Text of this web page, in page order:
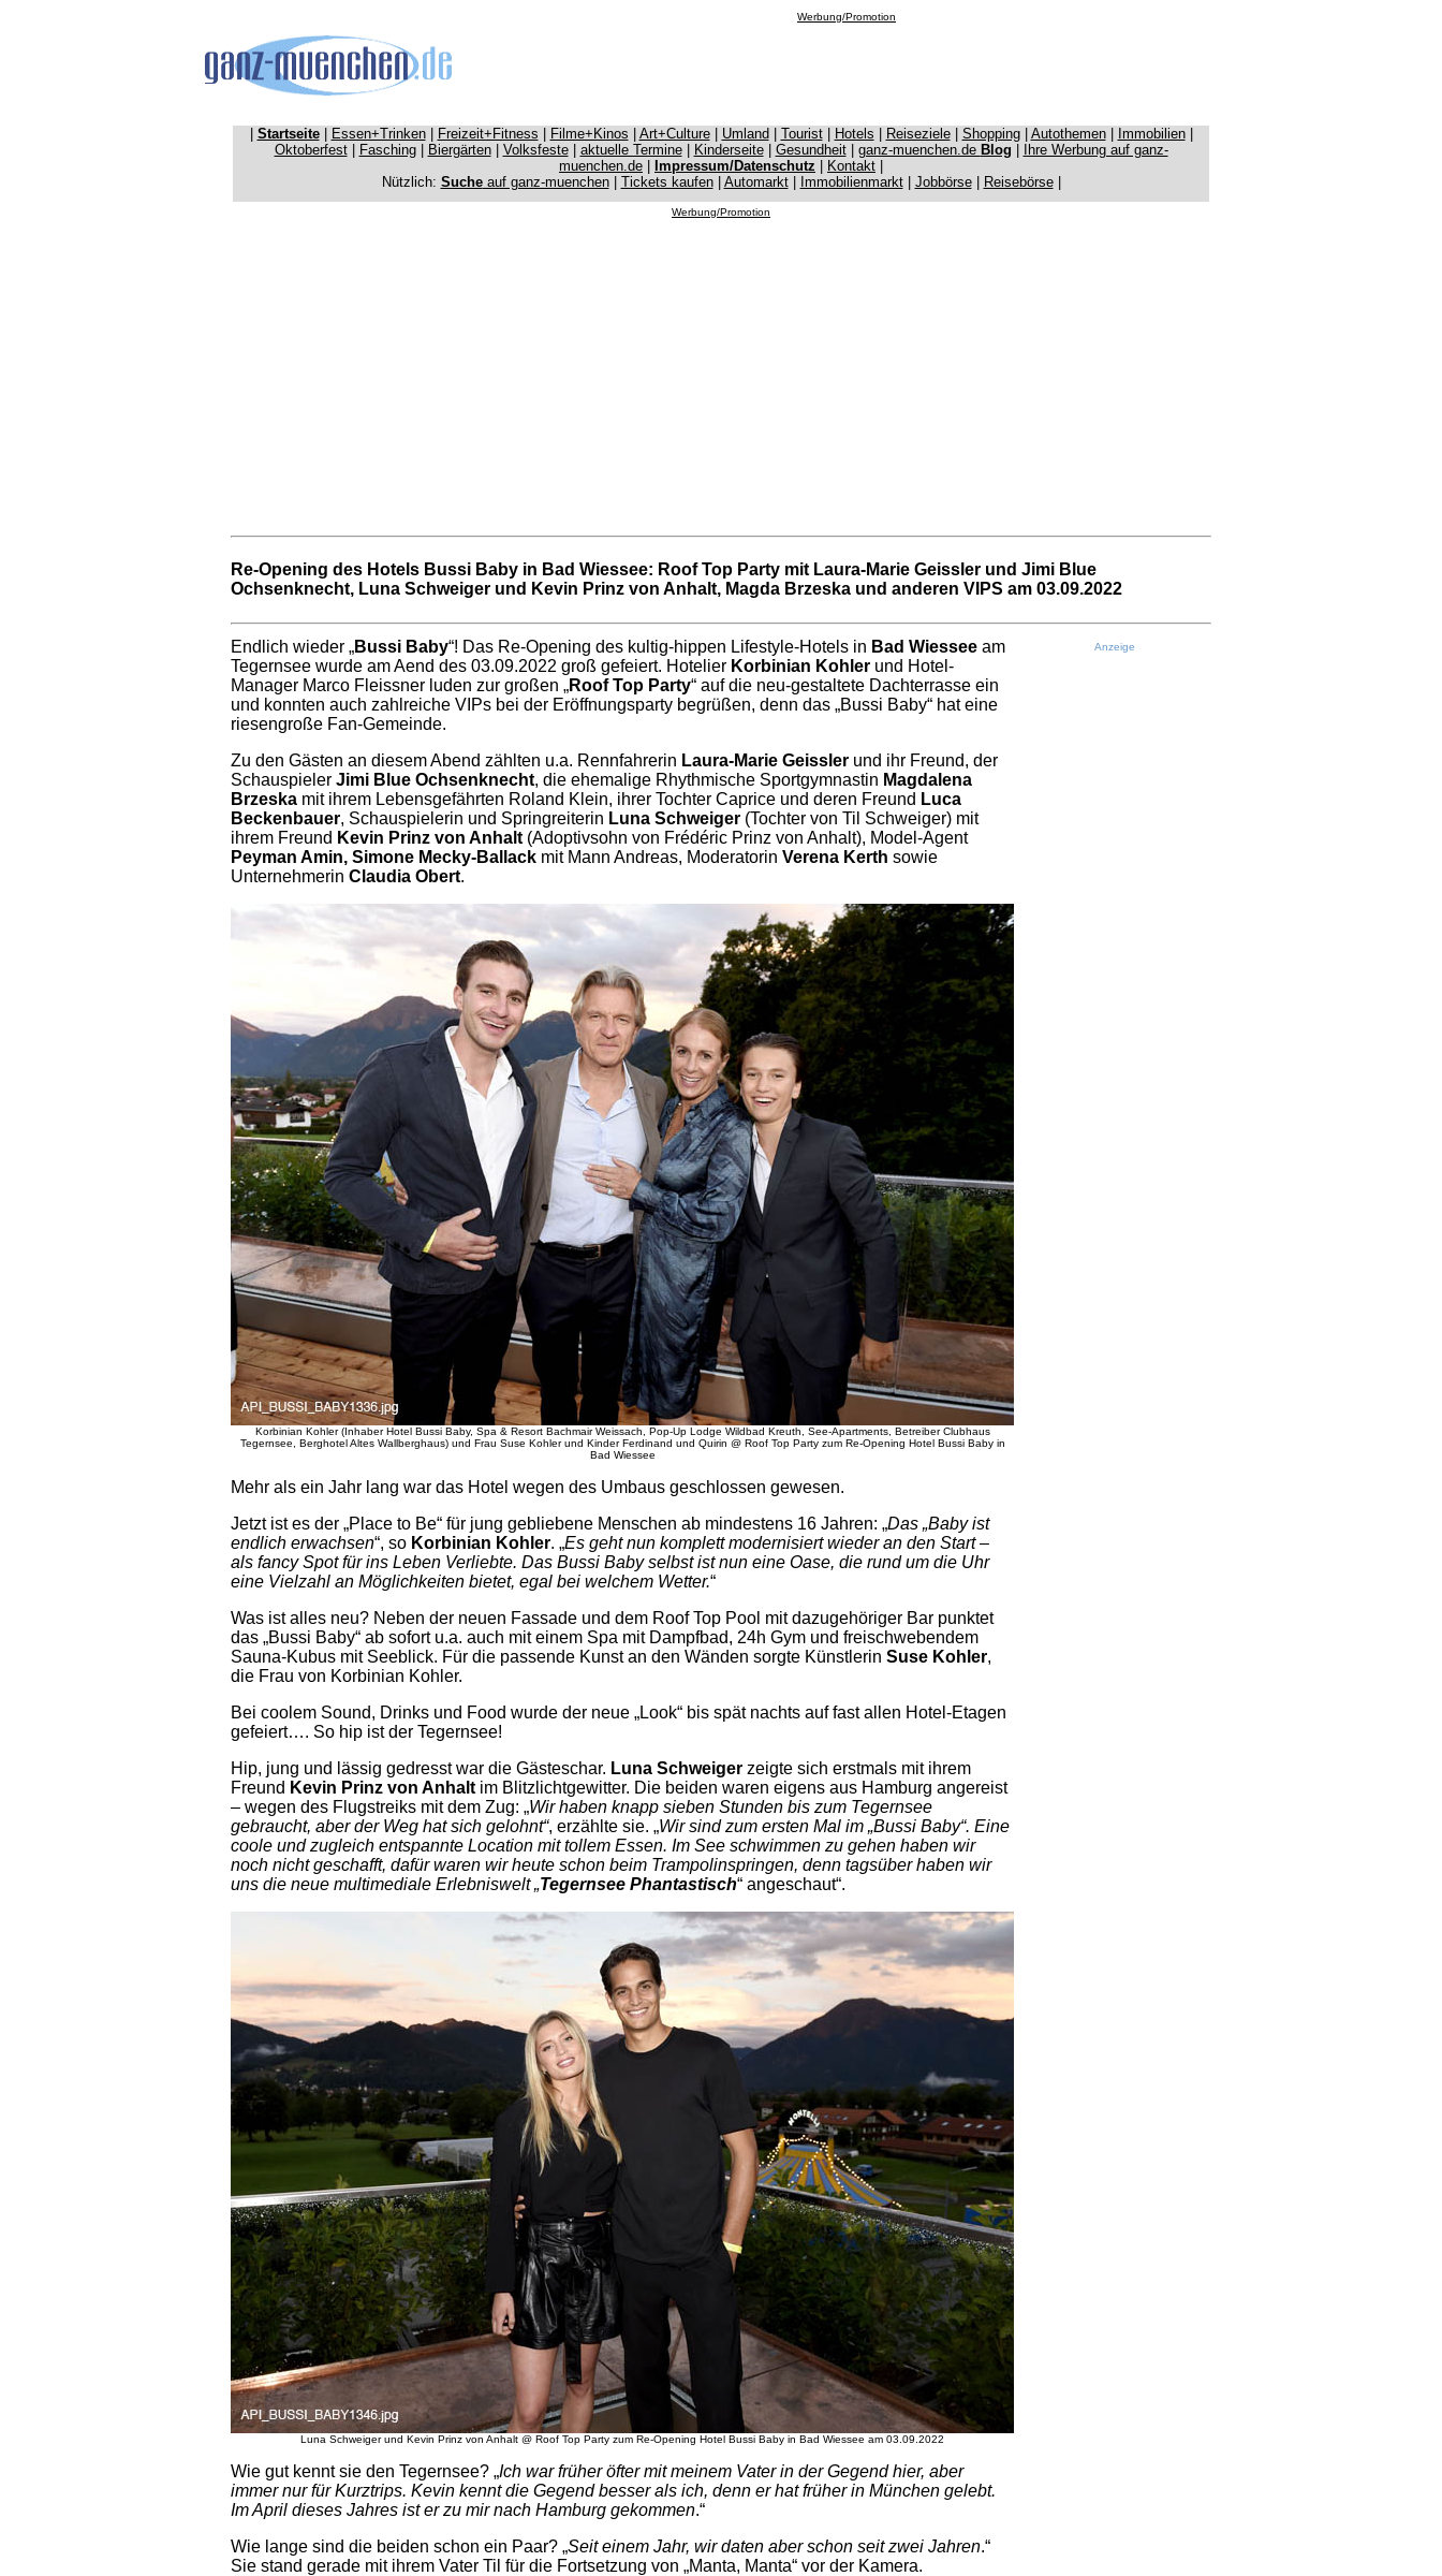
Werbung/Promotion
Startseite| Essen+Trinken| Freizeit+Fitness Filme+Kinos Art+Culture| Umland Tourist| Hotels Reiseziele| Shopping Autothemen Immobilien
Oktoberfest| Fasching| Biergärten| Volksfeste| aktuelle Termine| Kinderseite| Gesundheit| ganz-muenchen.de Blog
Ihre Werbung auf ganz-
muenchen.de
Impressum/Datenschutz Kontakt
Nützlich: Sucheauf ganz-muenchen| Tickets kaufen Automarkt Immobilienmarkt| Jobbörse| Reisebörse|
Werbung/Promotion
Re-Opening des Hotels Bussi Baby in Bad Wiessee: Roof Top Party mit Laura-Marie Geissler und Jimi Blue
Ochsenknecht, Luna Schweiger und Kevin Prinz von Anhalt, Magda Brzeska und anderen VIPS am 03.09.2022
Endlich wieder „Bussi Baby“! Das Re-Opening des kultig-hippen Lifestyle-Hotels in Bad Wiessee am
Tegernsee wurde am Aend des 03.09.2022 groß gefeiert. Hotelier Korbinian Kohler und Hotel-
Manager Marco Fleissner luden zur großen „Roof Top Party“ auf die neu-gestaltete Dachterrasse ein
und konnten auch zahlreiche VIPs bei der Eröffnungsparty begrüßen, denn das „Bussi Baby“ hat eine
riesengroße Fan-Gemeinde.
Zu den Gästen an diesem Abend zählten u.a. Rennfahrerin Laura-Marie Geissler und ihr Freund, der
Schauspieler Jimi Blue Ochsenknecht, die ehemalige Rhythmische Sportgymnastin Magdalena
Brzeska mit ihrem Lebensgefährten Roland Klein, ihrer Tochter Caprice und deren Freund Luca
Beckenbauer, Schauspielerin und Springreiterin Luna Schweiger (Tochter von Til Schweiger) mit
ihrem Freund Kevin Prinz von Anhalt (Adoptivsohn von Frédéric Prinz von Anhalt), Model-Agent
Peyman Amin, Simone Mecky-Ballack mit Mann Andreas, Moderatorin Verena Kerth sowie
Unternehmerin Claudia Obert.
Korbinian Kohler (Inhaber Hotel Bussi Baby, Spa & Resort Bachmair Weissach, Pop-Up Lodge Wildbad Kreuth, See-Apartments, Betreiber Clubhaus
Tegernsee, Berghotel Altes Wallberghaus) und Frau Suse Kohler und Kinder Ferdinand und Quirin @ Roof Top Party zum Re-Opening Hotel Bussi Baby in
Bad Wiessee
Mehr als ein Jahr lang war das Hotel wegen des Umbaus geschlossen gewesen.
Jetzt ist es der „Place to Be“ für jung gebliebene Menschen ab mindestens 16 Jahren: „Das „Baby ist
endlich erwachsen“, so Korbinian Kohler. „Es geht nun komplett modernisiert wieder an den Start –
als fancy Spot für ins Leben Verliebte. Das Bussi Baby selbst ist nun eine Oase, die rund um die Uhr
eine Vielzahl an Möglichkeiten bietet, egal bei welchem Wetter.“
Was ist alles neu? Neben der neuen Fassade und dem Roof Top Pool mit dazugehöriger Bar punktet
das „Bussi Baby“ ab sofort u.a. auch mit einem Spa mit Dampfbad, 24h Gym und freischwebendem
Sauna-Kubus mit Seeblick. Für die passende Kunst an den Wänden sorgte Künstlerin Suse Kohler,
die Frau von Korbinian Kohler.
Bei coolem Sound, Drinks und Food wurde der neue „Look“ bis spät nachts auf fast allen Hotel-Etagen
gefeiert…. So hip ist der Tegernsee!
Hip, jung und lässig gedresst war die Gästeschar. Luna Schweiger zeigte sich erstmals mit ihrem
Freund Kevin Prinz von Anhalt im Blitzlichtgewitter. Die beiden waren eigens aus Hamburg angereist
– wegen des Flugstreiks mit dem Zug: „Wir haben knapp sieben Stunden bis zum Tegernsee
gebraucht, aber der Weg hat sich gelohnt“, erzählte sie. „Wir sind zum ersten Mal im „Bussi Baby“. Eine
coole und zugleich entspannte Location mit tollem Essen. Im See schwimmen zu gehen haben wir
noch nicht geschafft, dafür waren wir heute schon beim Trampolinspringen, denn tagsüber haben wir
uns die neue multimediale Erlebniswelt „Tegernsee Phantastisch“ angeschaut“.
Luna Schweiger und Kevin Prinz von Anhalt @ Roof Top Party zum Re-Opening Hotel Bussi Baby in Bad Wiessee am 03.09.2022
Wie gut kennt sie den Tegernsee? „Ich war früher öfter mit meinem Vater in der Gegend hier, aber
immer nur für Kurztrips. Kevin kennt die Gegend besser als ich, denn er hat früher in München gelebt.
Im April dieses Jahres ist er zu mir nach Hamburg gekommen.“
Wie lange sind die beiden schon ein Paar? „Seit einem Jahr, wir daten aber schon seit zwei Jahren.“
Sie stand gerade mit ihrem Vater Til für die Fortsetzung von „Manta, Manta“ vor der Kamera.
Anzeige